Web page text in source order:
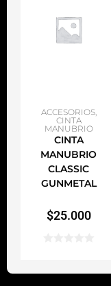
AÑADIR AL CARRITO
ACCESORIOS,
CINTA
MANUBRIO
CINTA
MANUBRIO
CLASSIC
GUNMETAL
$25.000